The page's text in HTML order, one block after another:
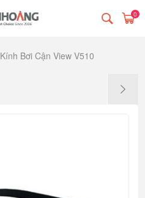
0
Kính Bơi Cận View V510